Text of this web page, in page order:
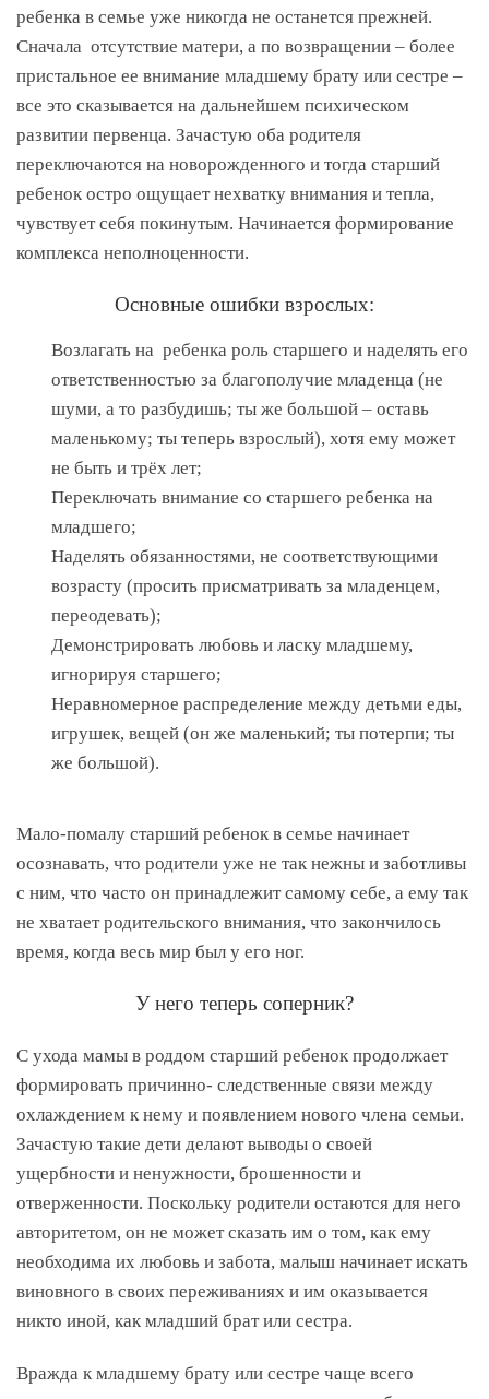
ребенка в семье уже никогда не останется прежней.
Сначала отсутствие матери, а по возвращении – более
пристальное ее внимание младшему брату или сестре –
все это сказывается на дальнейшем психическом
развитии первенца. Зачастую оба родителя
переключаются на новорожденного и тогда старший
ребенок остро ощущает нехватку внимания и тепла,
чувствует себя покинутым. Начинается формирование
комплекса неполноценности.
Основные ошибки взрослых:
Возлагать на ребенка роль старшего и наделять его
ответственностью за благополучие младенца (не
шуми, а то разбудишь; ты же большой – оставь
маленькому; ты теперь взрослый), хотя ему может
не быть и трёх лет;
Переключать внимание со старшего ребенка на
младшего;
Наделять обязанностями, не соответствующими
возрасту (просить присматривать за младенцем,
переодевать);
Демонстрировать любовь и ласку младшему,
игнорируя старшего;
Неравномерное распределение между детьми еды,
игрушек, вещей (он же маленький; ты потерпи; ты
же большой).
Мало-помалу старший ребенок в семье начинает
осознавать, что родители уже не так нежны и заботливы
с ним, что часто он принадлежит самому себе, а ему так
не хватает родительского внимания, что закончилось
время, когда весь мир был у его ног.
У него теперь соперник?
С ухода мамы в роддом старший ребенок продолжает
формировать причинно- следственные связи между
охлаждением к нему и появлением нового члена семьи.
Зачастую такие дети делают выводы о своей
ущербности и ненужности, брошенности и
отверженности. Поскольку родители остаются для него
авторитетом, он не может сказать им о том, как ему
необходима их любовь и забота, малыш начинает искать
виновного в своих переживаниях и им оказывается
никто иной, как младший брат или сестра.
Вражда к младшему брату или сестре чаще всего